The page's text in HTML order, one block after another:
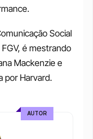
Social
é mestrando
Mackenzie e
por Harvard.
AUTOR